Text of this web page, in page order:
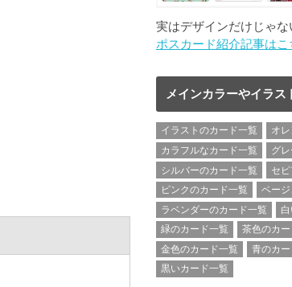
実はデザインだけじゃ
ポスカード紹介記事はこ
メインカラーやイラス
イラストのカード一覧
オ
カラフルなカード一覧
グ
シルバーのカード一覧
セ
ピンクのカード一覧
ベー
ラベンダーのカード一覧
緑のカード一覧
茶色のカ
金色のカード一覧
青のカ
黒いカード一覧